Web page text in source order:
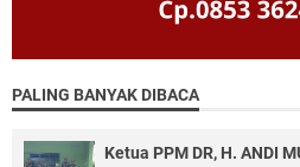
PALING BANYAK DIBACA
Ketua PPM DR, H. ANDI